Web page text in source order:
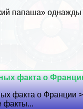
папаша» однажды
факта о
факта о Франции >
факты...